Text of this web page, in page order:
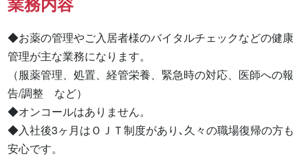
◆お薬の管理やご入居者様のバイタルチェックなどの健康
管理が主な業務になります。
（服薬管理、処置、経管栄養、緊急時の対応、医師への報
告/調整　など）
◆オンコールはありません。
◆入社後3ヶ月はＯＪＴ制度があり､久々の職場復帰の方も
安心です。